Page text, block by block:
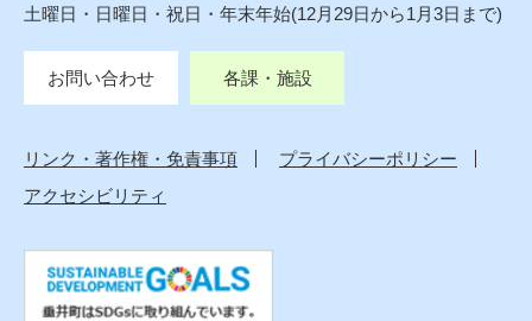
土曜日・日曜日・祝日・年末年始(12月29日から1月3日まで)
お問い合わせ 各課・施設
リンク・著作権・免責事項
プライバシーポリシー
アクセシビリティ